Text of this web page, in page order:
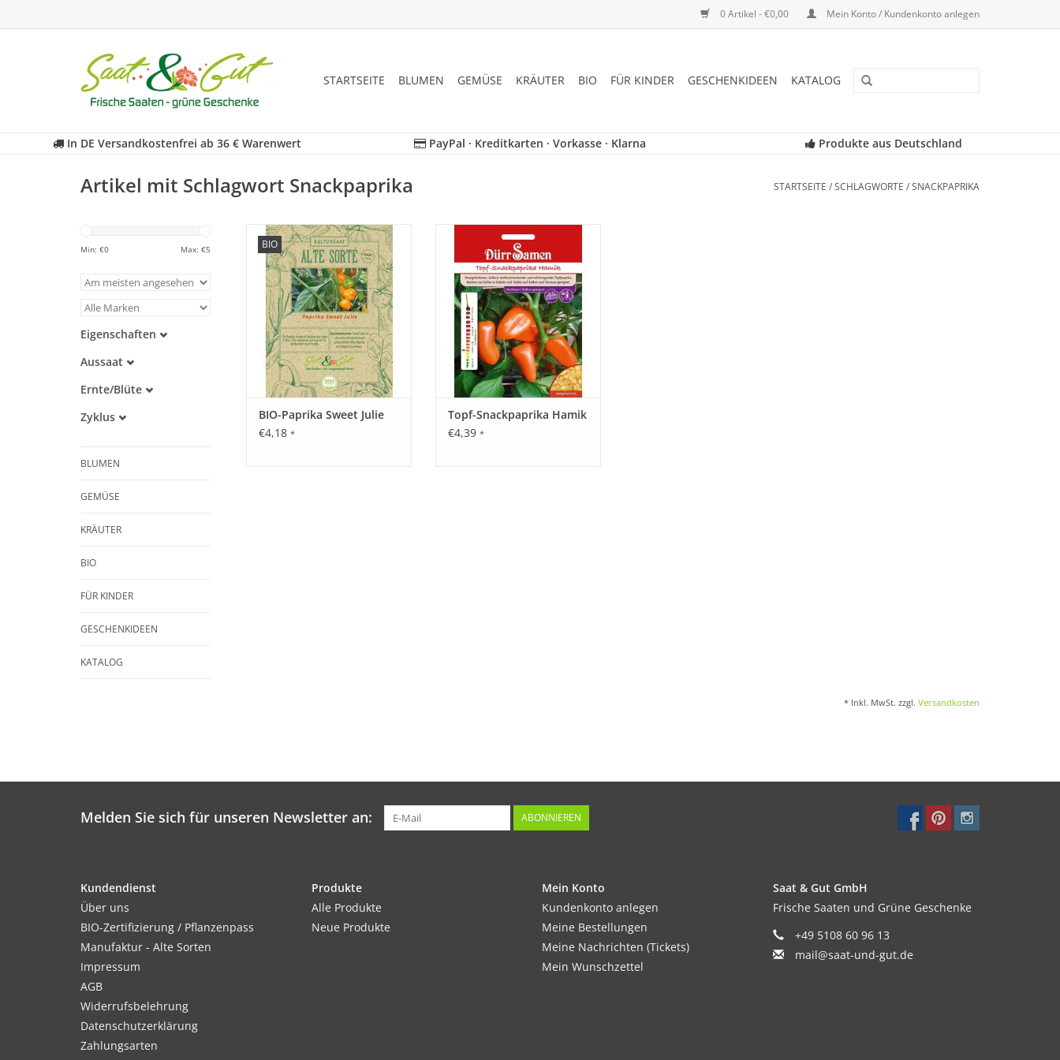
0 Artikel - €0,00 Mein Konto / Kundenkonto anlegen
STARTSEITE BLUMEN GEMÜSE KRÄUTER BIO FÜR KINDER GESCHENKIDEEN KATALOG
In DE Versandkostenfrei ab 36 € Warenwert PayPal · Kreditkarten · Vorkasse · Klarna Produkte aus Deutschland
Artikel mit Schlagwort Snackpaprika STARTSEITE /SCHLAGWORTE /SNACKPAPRIKA
Min: €0 Max: €5
Eigenschaften
Alte Sorte
Warmkeimer
Aussaat
März
April
Ernte/Blüte
August
Oktober
Zyklus
BLUMEN
GEMÜSE
KRÄUTER
BIO
FÜR KINDER
GESCHENKIDEEN
KATALOG
BIO
Entdecken Sie unseren seltenen,
historischen Paprika wieder, der
fast in Vergessenheit geraten ist!
ZUM WARENKORB HINZUFÜGEN
BIO-Paprika Sweet Julie
€4,18 *
Topf-Snackpaprika Hamik ist ein
orangefarbener, äußerst
wohlschmeckender
reichtragender Topfpaprika.
Bestens zur Kultur in Kübeln und
Töpfen auf Balkon und Terrasse
geeignet.
ZUM WARENKORB HINZUFÜGEN
Topf-Snackpaprika Hamik
€4,39 *
* Inkl. MwSt. zzgl. Versandkosten
Melden Sie sich für unseren Newsletter an: ABONNIEREN
Kundendienst
Über uns
BIO-Zertifizierung / Pflanzenpass
Manufaktur - Alte Sorten
Impressum
AGB
Widerrufsbelehrung
Datenschutzerklärung
Zahlungsarten
Produkte
Alle Produkte
Neue Produkte
Mein Konto
Kundenkonto anlegen
Meine Bestellungen
Meine Nachrichten (Tickets)
Mein Wunschzettel
Saat & Gut GmbH
Frische Saaten und Grüne Geschenke
+49 5108 60 96 13
mail@saat-und-gut.de